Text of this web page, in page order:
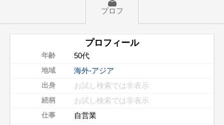
プロフ
プロフィール
年齢 50代
地域 海外-アジア
出身 お試し検索では非表示
続柄 お試し検索では非表示
仕事 自営業